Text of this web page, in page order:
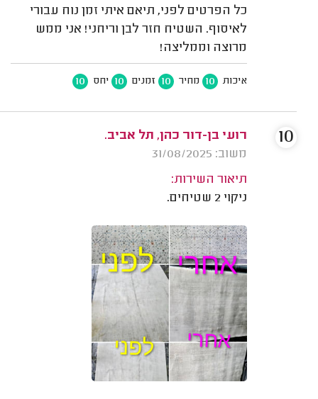
כל הפרטים לפני, תיאם איתי זמן נוח עבורי
לאיסוף. השטיח חזר לבן וריחני! אני ממש
מרוצה וממליצה!
איכות 10 מחיר 10 זמנים 10 יחס 10
רועי בן-דור כהן, תל אביב.
משוב: 31/08/2025
תיאור השירות:
ניקוי 2 שטיחים.
10